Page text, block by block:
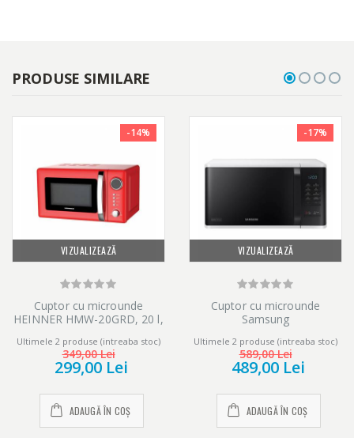
PRODUSE SIMILARE
VIZUALIZEAZĂ
-14%
Cuptor cu microunde
HEINNER HMW-20GRD, 20 l,
Ultimele 2 produse (intreaba stoc)
349,00 Lei
299,00 Lei
ADAUGĂ ÎN COȘ
VIZUALIZEAZĂ
-17%
Cuptor cu microunde
Samsung
W, Digital, Touch control, Alb
Ultimele 2 produse (intreaba stoc)
589,00 Lei
489,00 Lei
ADAUGĂ ÎN COȘ